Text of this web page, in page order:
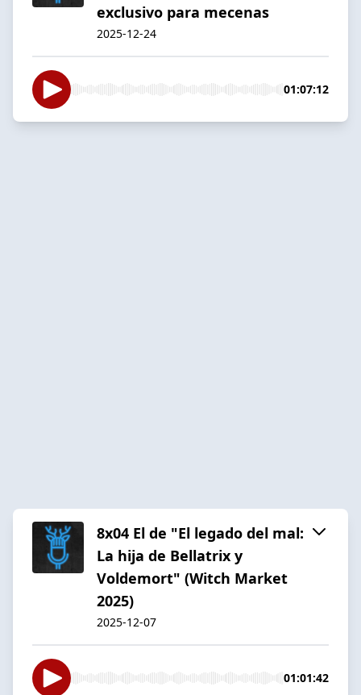
exclusivo para mecenas
2025-12-24
01:07:12
8x04 El de "El legado del mal:
La hija de Bellatrix y
Voldemort" (Witch Market
2025)
2025-12-07
01:01:42